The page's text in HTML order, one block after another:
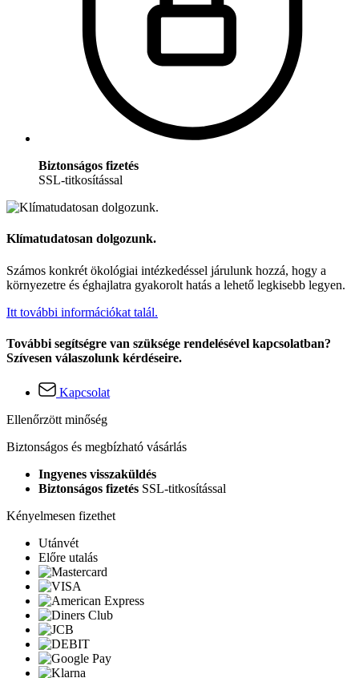
Biztonságos fizetés
SSL-titkosítással
Klímatudatosan dolgozunk.
Számos konkrét ökológiai intézkedéssel járulunk hozzá, hogy a
környezetre és éghajlatra gyakorolt hatás a lehető legkisebb legyen.
Itt további információkat talál.
További segítségre van szüksége rendelésével kapcsolatban?
Szívesen válaszolunk kérdéseire.
Kapcsolat
Ellenőrzött minőség
Biztonságos és megbízható vásárlás
Ingyenes visszaküldés
Biztonságos fizetés SSL-titkosítással
Kényelmesen fizethet
Utánvét
Előre utalás